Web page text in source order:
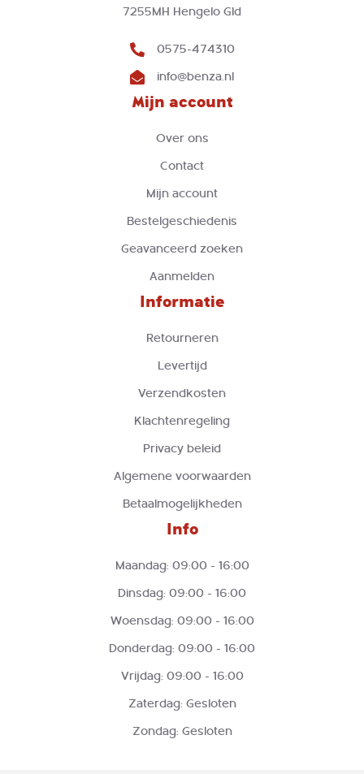
7255MH Hengelo Gld
0575-474310
info@benza.nl
Mijn account
Over ons
Contact
Mijn account
Bestelgeschiedenis
Geavanceerd zoeken
Aanmelden
Informatie
Retourneren
Levertijd
Verzendkosten
Klachtenregeling
Privacy beleid
Algemene voorwaarden
Betaalmogelijkheden
Info
Maandag: 09:00 - 16:00
Dinsdag: 09:00 - 16:00
Woensdag: 09:00 - 16:00
Donderdag: 09:00 - 16:00
Vrijdag: 09:00 - 16:00
Zaterdag: Gesloten
Zondag: Gesloten